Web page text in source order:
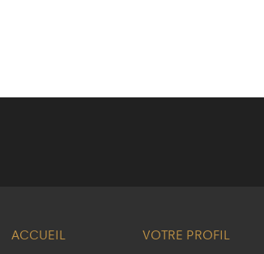
ACCUEIL VOTRE PROFIL